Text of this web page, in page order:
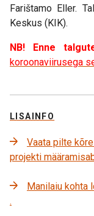
Farištamo Eller.
Keskus (KIK).
NB! Enne
koroonaviirusega
LISAINFO
Vaata pilte
projekti
Manilaiu kohta
.